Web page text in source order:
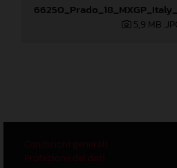
5,9 MB
Condizioni generali
Protezione dei dati